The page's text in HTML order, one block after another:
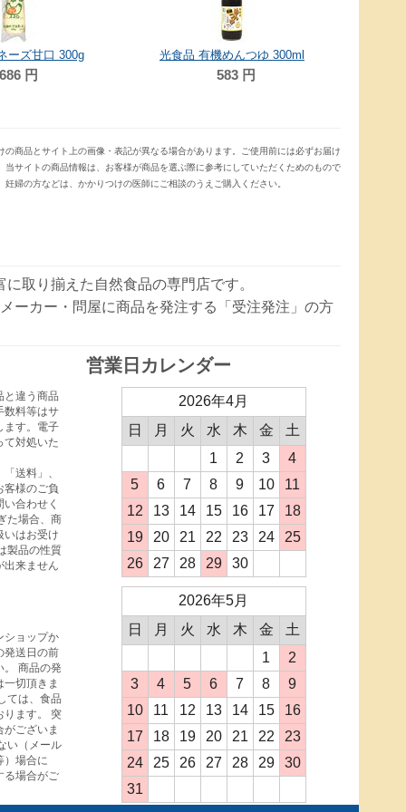
ーズ甘口 300g
円
光食品 有機めんつゆ 300ml
583 円
商品とサイト上の画像・表記が異なる場合があります。ご使用前には必ずお届け
サイトの商品情報は、お客様が商品を選ぶ際に参考にしていただくためのもので
婦の方などは、かかりつけの医師にご相談のうえご購入ください。
取り揃えた自然食品の専門店です。
ーカー・問屋に商品を発注する「受注発注」の方
と違う商品
数料等はサ
ます。電子
て対処いた
送料」、
客様のご負
合わせく
た場合、商
いはお受け
製品の性質
出来ません
ショップか
発送日の前
。 商品の発
切頂きま
ては、食品
ります。 突
ございま
い（メール
）場合に
る場合がご
営業日カレンダー
2026年4月
日
月 火 水 木 金
土
1
2 3
4
5
6 7 8 9 10
11
12
13 14 15 16 17
18
19
20 21 22 23 24
25
26
27 28 29 30
2026年5月
日
月 火 水 木 金
土
1
2
3
4 5 6 7 8
9
10
11 12 13 14 15
16
17
18 19 20 21 22
23
24
25 26 27 28 29
30
31